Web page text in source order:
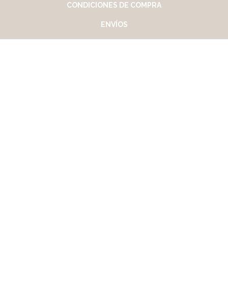
CONDICIONES DE COMPRA
ENVÍOS